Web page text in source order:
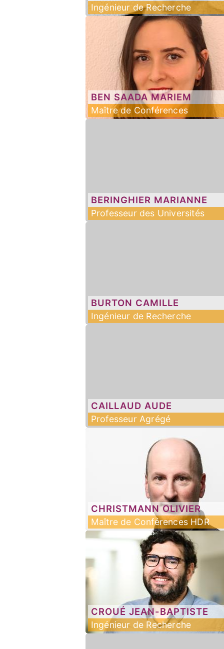
Ingénieur de Recherche
BEN SAADA MARIEM
Maître de Conférences
BERINGHIER MARIANNE
Professeur des Universités
BURTON CAMILLE
Ingénieur de Recherche
CAILLAUD AUDE
Professeur Agrégé
CHRISTMANN OLIVIER
Maître de Conférences HDR
CROUÉ JEAN-BAPTISTE
Ingénieur de Recherche